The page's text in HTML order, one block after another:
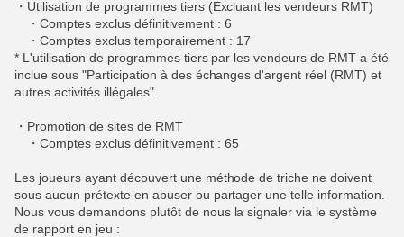
・Utilisation de programmes tiers (Excluant les vendeurs RMT)
・Comptes exclus définitivement : 6
・Comptes exclus temporairement : 17
* L'utilisation de programmes tiers par les vendeurs de RMT a été
inclue sous "Participation à des échanges d'argent réel (RMT) et
autres activités illégales".
・Promotion de sites de RMT
・Comptes exclus définitivement : 65
Les joueurs ayant découvert une méthode de triche ne doivent
sous aucun prétexte en abuser ou partager une telle information.
Nous vous demandons plutôt de nous la signaler via le système
de rapport en jeu :